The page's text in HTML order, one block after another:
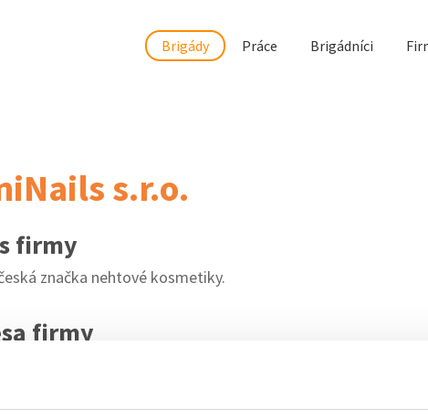
Brigády Práce Brigádníci
s.r.o.
firmy
značka nehtové kosmetiky.
firmy